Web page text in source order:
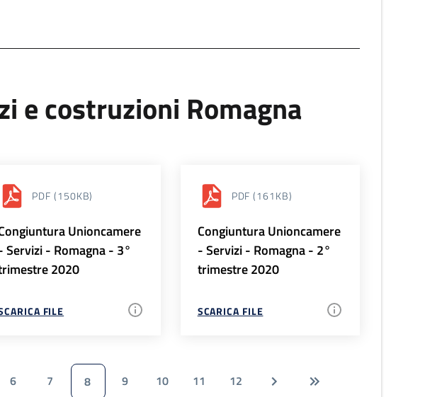
e costruzioni Romagna
PDF (150KB)
Unioncamere
Servizi - Romagna - 3°
2020
FILE
PDF (161KB)
Congiuntura Unioncamere
- Servizi - Romagna - 2°
trimestre 2020
SCARICA FILE
6 7 8 9 10 11 12